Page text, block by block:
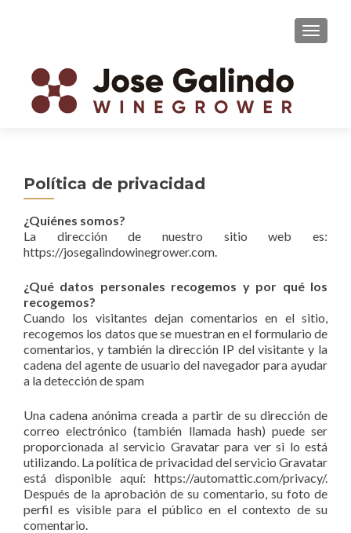
Política de privacidad
¿Quiénes somos?
La dirección de nuestro sitio web es:
https://josegalindowinegrower.com.
¿Qué datos personales recogemos y por qué los
recogemos?
Cuando los visitantes dejan comentarios en el sitio,
recogemos los datos que se muestran en el formulario de
comentarios, y también la dirección IP del visitante y la
cadena del agente de usuario del navegador para ayudar
a la detección de spam
Una cadena anónima creada a partir de su dirección de
correo electrónico (también llamada hash) puede ser
proporcionada al servicio Gravatar para ver si lo está
utilizando. La política de privacidad del servicio Gravatar
está disponible aquí: https://automattic.com/privacy/.
Después de la aprobación de su comentario, su foto de
perfil es visible para el público en el contexto de su
comentario.